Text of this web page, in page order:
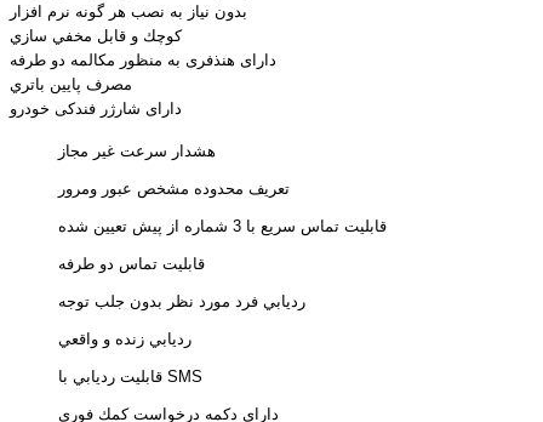
بدون نياز به نصب هر گونه نرم افزار
كوچك و قابل مخفي سازي
دارای هنذفری به منظور مکالمه دو طرفه
مصرف پايين باتري
دارای شارژر فندکی خودرو
هشدار سرعت غير مجاز
تعريف محدوده مشخص عبور ومرور
قابليت تماس سريع با 3 شماره از پيش تعيين شده
قابليت تماس دو طرفه
رديابي فرد مورد نظر بدون جلب توجه
رديابي زنده و واقعي
قابليت رديابي با SMS
داراي دكمه درخواست كمك فوري